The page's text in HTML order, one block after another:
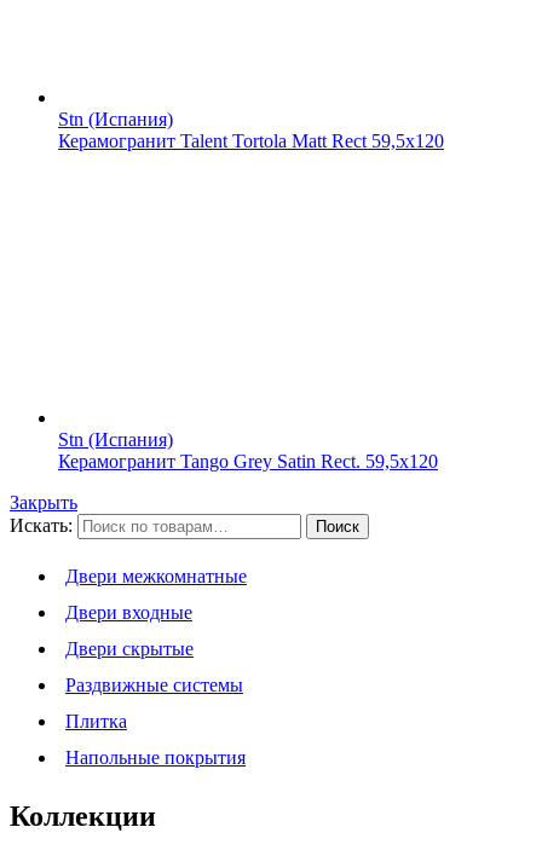
Stn (Испания)
Керамогранит Talent Tortola Matt Rect 59,5x120
Stn (Испания)
Керамогранит Tango Grey Satin Rect. 59,5x120
Закрыть
Искать:
Поиск
Двери межкомнатные
Двери входные
Двери скрытые
Раздвижные системы
Плитка
Напольные покрытия
Коллекции